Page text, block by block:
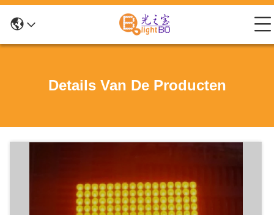
Details Van De Producten